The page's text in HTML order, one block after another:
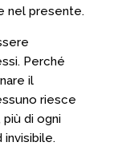
nel presente.
Perché
il
riesce
di ogni
invisibile.